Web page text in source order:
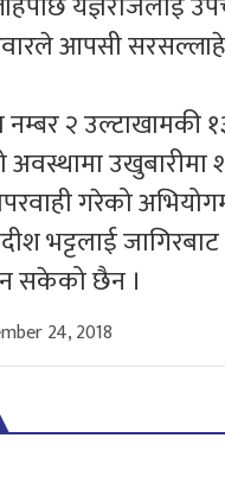
आपसी
२ उल्टाखामकी
अवस्थामा उखुबारीमा
गरेको
भट्टलाई
सकेको छैन ।
24, 2018